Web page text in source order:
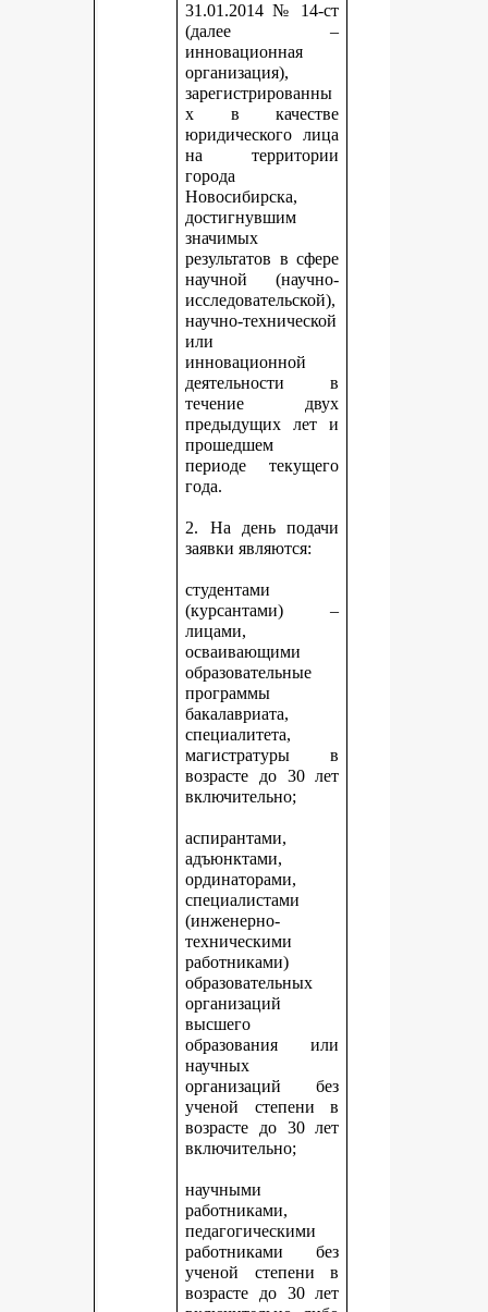
31.01.2014 № 14-ст
(далее –
инновационная
организация),
зарегистрированны
х в качестве
юридического лица
на территории
города
Новосибирска,
достигнувшим
значимых
результатов в сфере
научной (научно-
исследовательской),
научно-технической
или
инновационной
деятельности в
течение двух
предыдущих лет и
прошедшем
периоде текущего
года.
2. На день подачи
заявки являются:
студентами
(курсантами) –
лицами,
осваивающими
образовательные
программы
бакалавриата,
специалитета,
магистратуры в
возрасте до 30 лет
включительно;
аспирантами,
адъюнктами,
ординаторами,
специалистами
(инженерно-
техническими
работниками)
образовательных
организаций
высшего
образования или
научных
организаций без
ученой степени в
возрасте до 30 лет
включительно;
научными
работниками,
педагогическими
работниками без
ученой степени в
возрасте до 30 лет